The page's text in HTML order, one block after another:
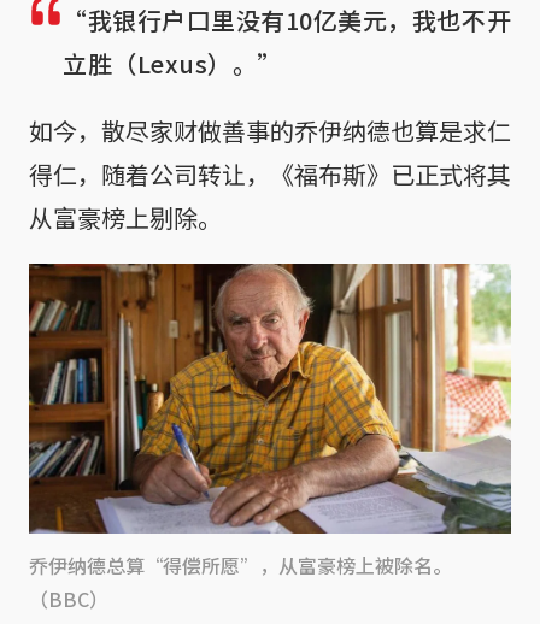
“我银行户口里没有10亿美元，我也不开
立胜（Lexus）。”
如今，散尽家财做善事的乔伊纳德也算是求仁
得仁，随着公司转让，《福布斯》已正式将其
从富豪榜上剔除。
乔伊纳德总算“得偿所愿”，从富豪榜上被除名。
（BBC）